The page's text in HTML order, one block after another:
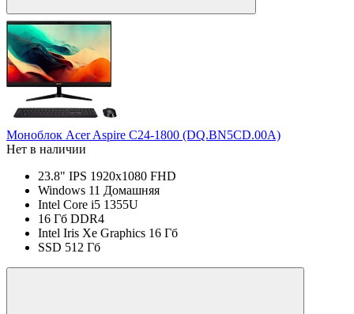
Моноблок Acer Aspire C24-1800 (DQ.BN5CD.00A)
Нет в наличии
23.8" IPS 1920x1080 FHD
Windows 11 Домашняя
Intel Core i5 1355U
16 Гб DDR4
Intel Iris Xe Graphics 16 Гб
SSD 512 Гб